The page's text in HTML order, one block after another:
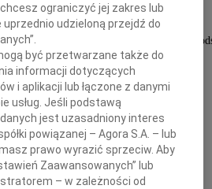
zawiadamiamy, że 13 maja 2026 roku
Jerzy Białobrzeski
ograniczyć jej zakres lub
udzieloną przejdź do
być przetwarzane także do
informacji dotyczących
i aplikacji lub łączone z danymi
usług. Jeśli podstawą
jest uzasadniony interes
powiązanej – Agora S.A. – lub
prawo wyrazić sprzeciw. Aby
Zaawansowanych” lub
– w zależności od